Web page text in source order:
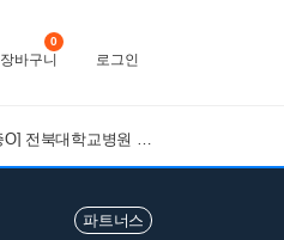
0
장바구니 로그인
[2026 합격인증O] 전북대학교병원 간호사 채용 대비 필기+면접 기출 정리
파트너스